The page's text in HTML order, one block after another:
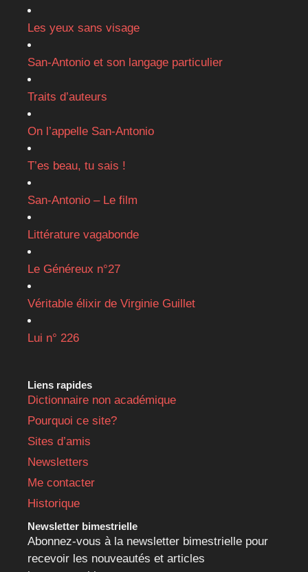
Les yeux sans visage
San-Antonio et son langage particulier
Traits d’auteurs
On l’appelle San-Antonio
T’es beau, tu sais !
San-Antonio – Le film
Littérature vagabonde
Le Généreux n°27
Véritable élixir de Virginie Guillet
Lui n° 226
Liens rapides
Dictionnaire non académique
Pourquoi ce site?
Sites d’amis
Newsletters
Me contacter
Historique
Newsletter bimestrielle
Abonnez-vous à la newsletter bimestrielle pour
recevoir les nouveautés et articles